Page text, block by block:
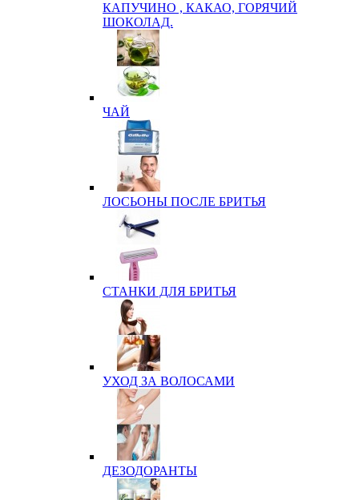
КАПУЧИНО , КАКАО, ГОРЯЧИЙ
ШОКОЛАД.
ЧАЙ
ЛОСЬОНЫ ПОСЛЕ БРИТЬЯ
СТАНКИ ДЛЯ БРИТЬЯ
УХОД ЗА ВОЛОСАМИ
ДЕЗОДОРАНТЫ